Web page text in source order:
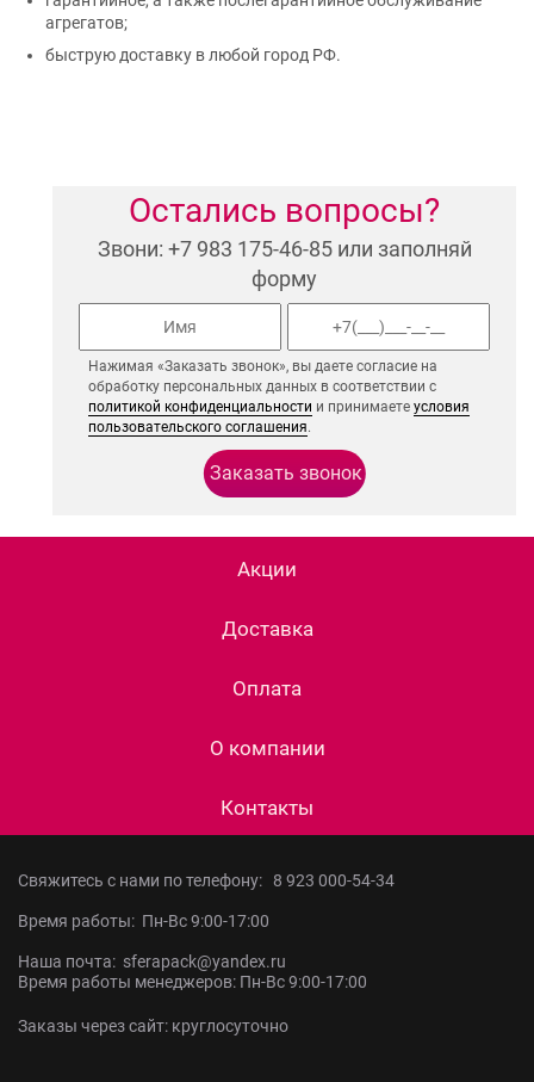
агрегатов;
быструю доставку в любой город РФ.
Остались вопросы?
Звони: +7 983 175-46-85 или заполняй
форму
Нажимая «Заказать звонок», вы даете согласие на
обработку персональных данных в соответствии с
политикой конфиденциальности и принимаетеусловия
пользовательского соглашения.
Акции
Доставка
Оплата
О компании
Контакты
Свяжитесь с нами по телефону: 8 923 000-54-34
Время работы: Пн-Вс 9:00-17:00
Наша почта: sferapack@yandex.ru
Время работы менеджеров: Пн-Вс 9:00-17:00
Заказы через сайт: круглосуточно